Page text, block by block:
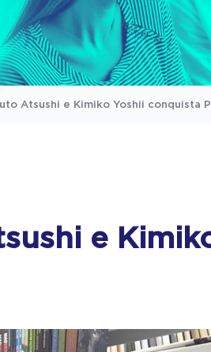
Atsushi e Kimiko Yoshii conquista
e